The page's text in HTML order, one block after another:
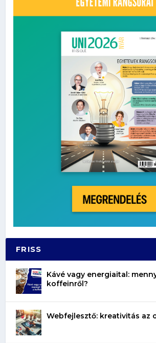
FRISS
Kávé vagy energiaital:
koffeinről?
Webfejlesztő: kreativitás az